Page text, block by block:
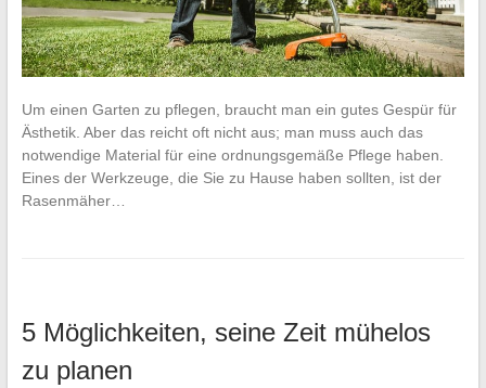
Um einen Garten zu pflegen, braucht man ein gutes Gespür für
Ästhetik. Aber das reicht oft nicht aus; man muss auch das
notwendige Material für eine ordnungsgemäße Pflege haben.
Eines der Werkzeuge, die Sie zu Hause haben sollten, ist der
Rasenmäher…
5 Möglichkeiten, seine Zeit mühelos
zu planen